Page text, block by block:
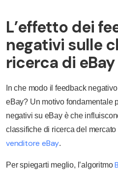
L’effetto dei
negativi sulle
ricerca di eBay
In che modo il feedback
eBay? Un motivo fondamentale
negativi su eBay è che
classifiche di ricerca del mercato
venditore eBay.
Per spiegarti meglio, l’algoritmo